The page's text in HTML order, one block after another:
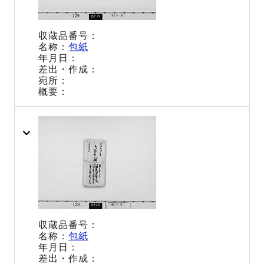
包紙
包紙